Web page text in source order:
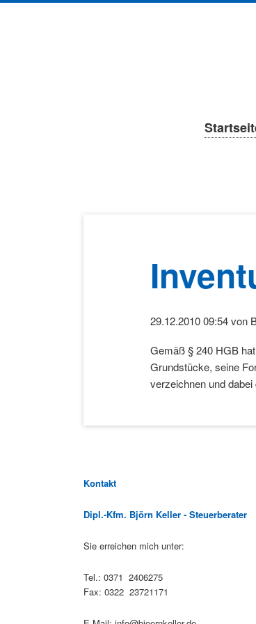
Navigation
überspringen
29.12.2010 09:54von
Gemäß § 240 HGB
Grundstücke, seine
verzeichnen und
Kontakt
Dipl.-Kfm. Björn Keller - Steuerberater
Sie erreichen mich unter:
Tel.: 0371 2406275
Fax: 0322 23721171